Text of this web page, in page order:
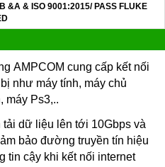
&A & ISO 9001:2015/ PASS FLUKE
AMPCOM cung cấp kết nối
như máy tính, máy chủ
máy Ps3,..
dữ liệu lên tới 10Gbps và
bảo đường truyền tín hiệu
tin cậy khi kết nối internet